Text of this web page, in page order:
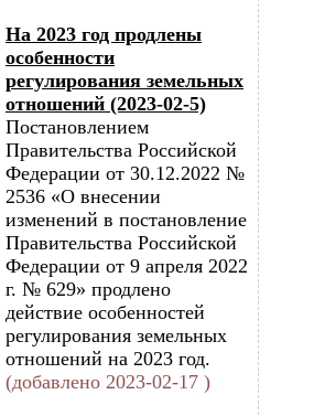
На 2023 год продлены
особенности
регулирования земельных
отношений (2023-02-5)
Постановлением
Правительства Российской
Федерации от 30.12.2022 №
2536 «О внесении
изменений в постановление
Правительства Российской
Федерации от 9 апреля 2022
г. № 629» продлено
действие особенностей
регулирования земельных
отношений на 2023 год.
(добавлено 2023-02-17 )